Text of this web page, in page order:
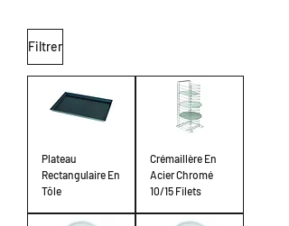
Filtrer
Plateau
Rectangulaire En
Tôle
Crémaillère En
Acier Chromé
10/15 Filets